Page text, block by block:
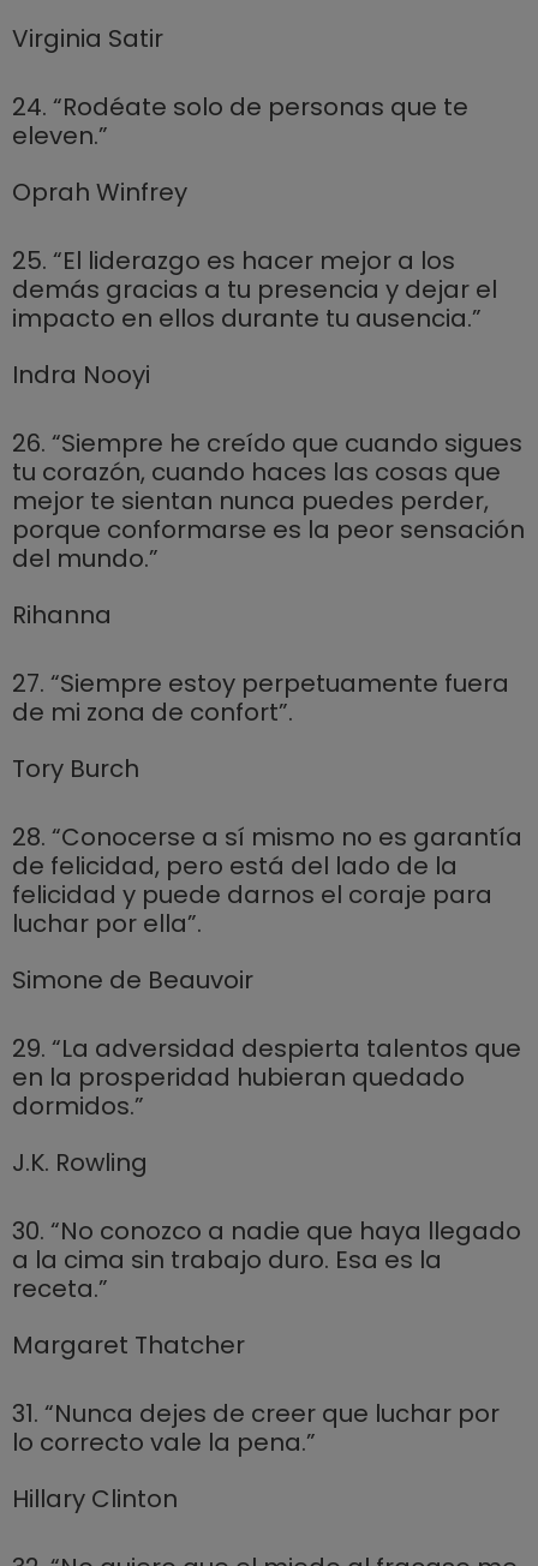
Virginia Satir
24. “Rodéate solo de personas que te
eleven.”
Oprah Winfrey
25. “El liderazgo es hacer mejor a los
demás gracias a tu presencia y dejar el
impacto en ellos durante tu ausencia.”
Indra Nooyi
26. “Siempre he creído que cuando sigues
tu corazón, cuando haces las cosas que
mejor te sientan nunca puedes perder,
porque conformarse es la peor sensación
del mundo.”
Rihanna
27. “Siempre estoy perpetuamente fuera
de mi zona de confort”.
Tory Burch
28. “Conocerse a sí mismo no es garantía
de felicidad, pero está del lado de la
felicidad y puede darnos el coraje para
luchar por ella”.
Simone de Beauvoir
29. “La adversidad despierta talentos que
en la prosperidad hubieran quedado
dormidos.”
J.K. Rowling
30. “No conozco a nadie que haya llegado
a la cima sin trabajo duro. Esa es la
receta.”
Margaret Thatcher
31. “Nunca dejes de creer que luchar por
lo correcto vale la pena.”
Hillary Clinton